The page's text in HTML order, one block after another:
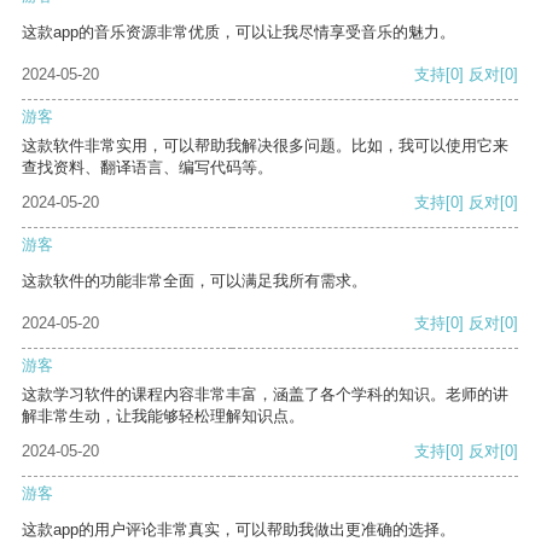
这款app的音乐资源非常优质，可以让我尽情享受音乐的魅力。
2024-05-20 支持[0] 反对[0]
游客
这款软件非常实用，可以帮助我解决很多问题。比如，我可以使用它来
查找资料、翻译语言、编写代码等。
2024-05-20
支持[0] 反对[0]
游客
这款软件的功能非常全面，可以满足我所有需求。
2024-05-20 支持[0] 反对[0]
游客
这款学习软件的课程内容非常丰富，涵盖了各个学科的知识。老师的讲
解非常生动，让我能够轻松理解知识点。
2024-05-20
支持[0] 反对[0]
游客
这款app的用户评论非常真实，可以帮助我做出更准确的选择。